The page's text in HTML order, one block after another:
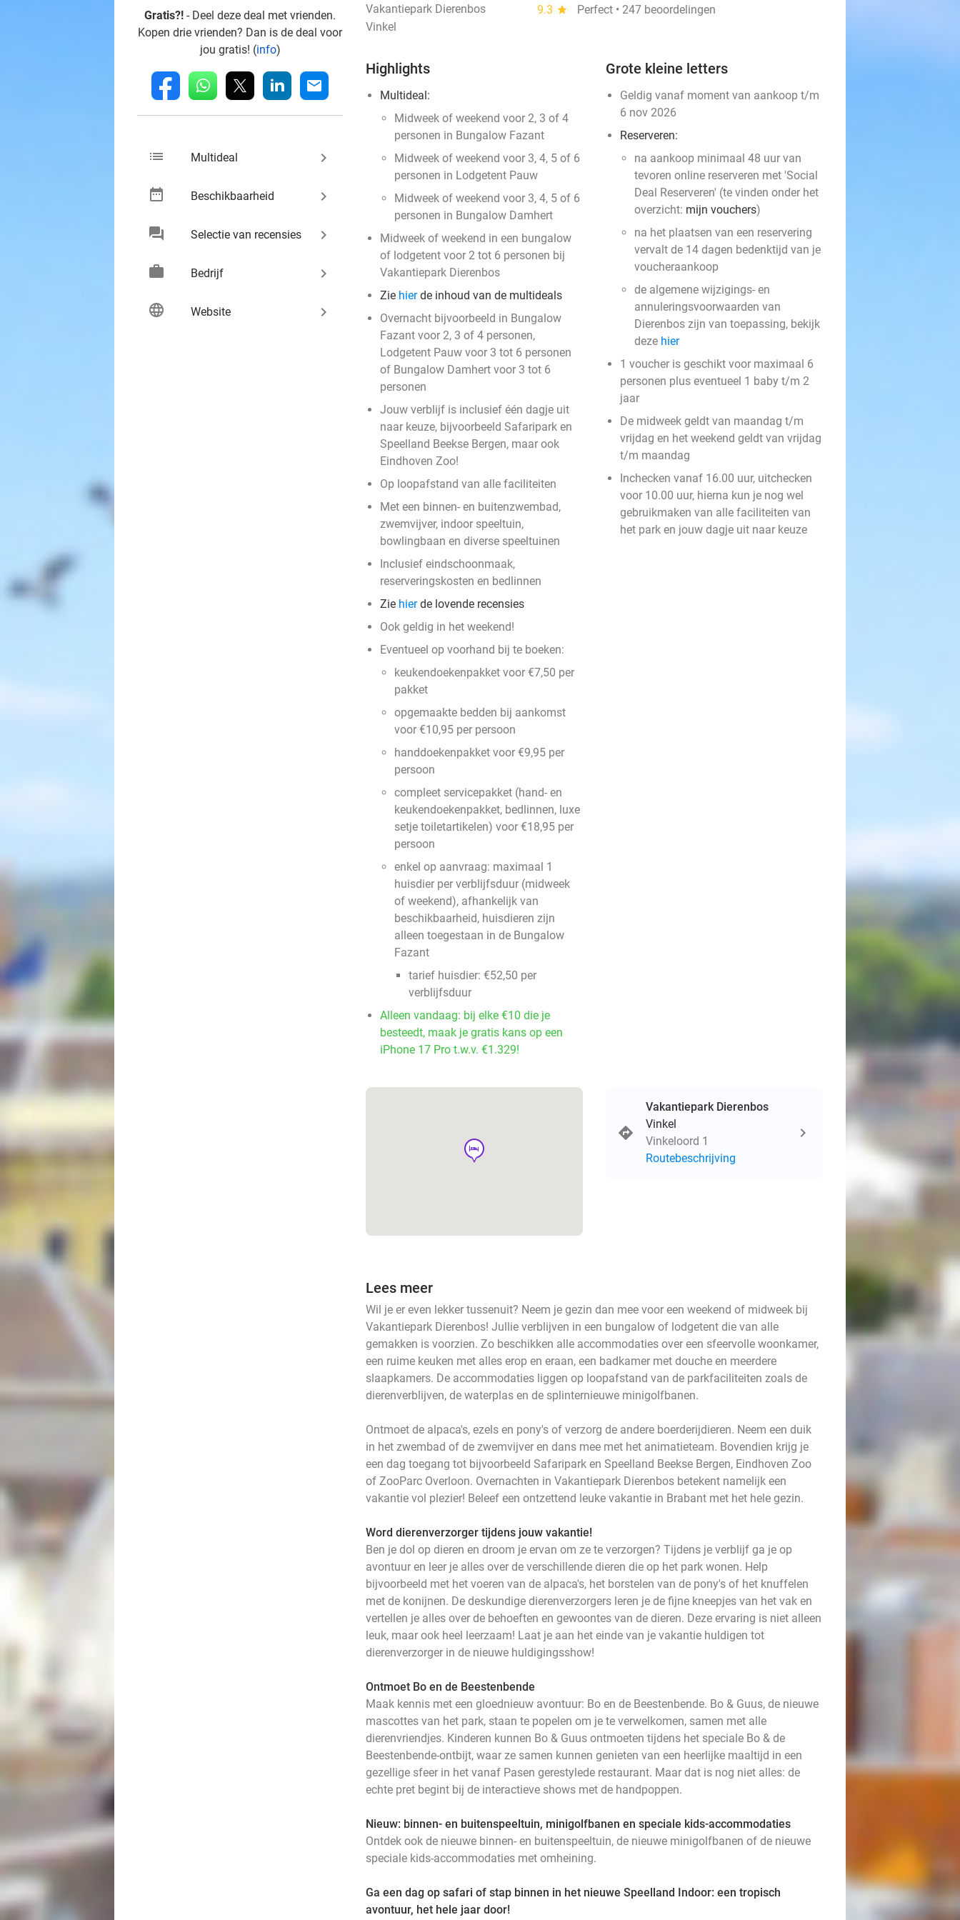
Gratis?! - Deel deze deal met vrienden.
Kopen drie vrienden? Dan is de deal voor
jou gratis! (info)
fb whatsapp linkedin mail
list Multideal keyboard_arrow_right
date_range Beschikbaarheid keyboard_arrow_right
chat Selectie van recensies keyboard_arrow_right
work Bedrijf keyboard_arrow_right
language Website keyboard_arrow_right
Vakantiepark Dierenbos 9.3 star
Perfect • 247 beoordelingen
Vinkel
Highlights
Multideal:
Midweek of weekend voor 2, 3 of 4
personen in Bungalow Fazant
Midweek of weekend voor 3, 4, 5 of 6
personen in Lodgetent Pauw
Midweek of weekend voor 3, 4, 5 of 6
personen in Bungalow Damhert
Midweek of weekend in een bungalow
of lodgetent voor 2 tot 6 personen bij
Vakantiepark Dierenbos
Zie hierde inhoud van de multideals
Overnacht bijvoorbeeld in Bungalow
Fazant voor 2, 3 of 4 personen,
Lodgetent Pauw voor 3 tot 6 personen
of Bungalow Damhert voor 3 tot 6
personen
Jouw verblijf is inclusief één dagje uit
naar keuze, bijvoorbeeld Safaripark en
Speelland Beekse Bergen, maar ook
Eindhoven Zoo!
Op loopafstand van alle faciliteiten
Met een binnen- en buitenzwembad,
zwemvijver, indoor speeltuin,
bowlingbaan en diverse speeltuinen
Inclusief eindschoonmaak,
reserveringskosten en bedlinnen
Zie hierde lovende recensies
Ook geldig in het weekend!
Eventueel op voorhand bij te boeken:
keukendoekenpakket voor €7,50 per
pakket
opgemaakte bedden bij aankomst
voor €10,95 per persoon
handdoekenpakket voor €9,95 per
persoon
compleet servicepakket (hand- en
keukendoekenpakket, bedlinnen, luxe
setje toiletartikelen) voor €18,95 per
persoon
enkel op aanvraag: maximaal 1
huisdier per verblijfsduur (midweek
of weekend), afhankelijk van
beschikbaarheid, huisdieren zijn
alleen toegestaan in de Bungalow
Fazant
tarief huisdier: €52,50 per
verblijfsduur
Alleen vandaag: bij elke €10 die je
besteedt, maak je gratis kans op een
iPhone 17 Pro t.w.v. €1.329!
Grote kleine letters
Geldig vanaf moment van aankoop t/m
6 nov 2026
Reserveren:
na aankoop minimaal 48 uur van
tevoren online reserveren met 'Social
Deal Reserveren' (te vinden onder het
overzicht: mijn vouchers)
na het plaatsen van een reservering
vervalt de 14 dagen bedenktijd van je
voucheraankoop
de algemene wijzigings- en
annuleringsvoorwaarden van
Dierenbos zijn van toepassing, bekijk
deze hier
1 voucher is geschikt voor maximaal 6
personen plus eventueel 1 baby t/m 2
jaar
De midweek geldt van maandag t/m
vrijdag en het weekend geldt van vrijdag
t/m maandag
Inchecken vanaf 16.00 uur, uitchecken
voor 10.00 uur, hierna kun je nog wel
gebruikmaken van alle faciliteiten van
het park en jouw dagje uit naar keuze
hotel
Vakantiepark Dierenbos
Vinkel
Vinkeloord 1
Routebeschrijving
Lees meer
Wil je er even lekker tussenuit? Neem je gezin dan mee voor een weekend of midweek bij
Vakantiepark Dierenbos! Jullie verblijven in een bungalow of lodgetent die van alle
gemakken is voorzien. Zo beschikken alle accommodaties over een sfeervolle woonkamer,
een ruime keuken met alles erop en eraan, een badkamer met douche en meerdere
slaapkamers. De accommodaties liggen op loopafstand van de parkfaciliteiten zoals de
dierenverblijven, de waterplas en de splinternieuwe minigolfbanen.
Ontmoet de alpaca's, ezels en pony's of verzorg de andere boerderijdieren. Neem een duik
in het zwembad of de zwemvijver en dans mee met het animatieteam. Bovendien krijg je
een dag toegang tot bijvoorbeeld Safaripark en Speelland Beekse Bergen, Eindhoven Zoo
of ZooParc Overloon. Overnachten in Vakantiepark Dierenbos betekent namelijk een
vakantie vol plezier! Beleef een ontzettend leuke vakantie in Brabant met het hele gezin.
Word dierenverzorger tijdens jouw vakantie!
Ben je dol op dieren en droom je ervan om ze te verzorgen? Tijdens je verblijf ga je op
avontuur en leer je alles over de verschillende dieren die op het park wonen. Help
bijvoorbeeld met het voeren van de alpaca's, het borstelen van de pony's of het knuffelen
met de konijnen. De deskundige dierenverzorgers leren je de fijne kneepjes van het vak en
vertellen je alles over de behoeften en gewoontes van de dieren. Deze ervaring is niet alleen
leuk, maar ook heel leerzaam! Laat je aan het einde van je vakantie huldigen tot
dierenverzorger in de nieuwe huldigingsshow!
Ontmoet Bo en de Beestenbende
Maak kennis met een gloednieuw avontuur: Bo en de Beestenbende. Bo & Guus, de nieuwe
mascottes van het park, staan te popelen om je te verwelkomen, samen met alle
dierenvriendjes. Kinderen kunnen Bo & Guus ontmoeten tijdens het speciale Bo & de
Beestenbende-ontbijt, waar ze samen kunnen genieten van een heerlijke maaltijd in een
gezellige sfeer in het vanaf Pasen gerestylede restaurant. Maar dat is nog niet alles: de
echte pret begint bij de interactieve shows met de handpoppen.
Nieuw: binnen- en buitenspeeltuin, minigolfbanen en speciale kids-accommodaties
Ontdek ook de nieuwe binnen- en buitenspeeltuin, de nieuwe minigolfbanen of de nieuwe
speciale kids-accommodaties met omheining.
Ga een dag op safari of stap binnen in het nieuwe Speelland Indoor: een tropisch
avontuur, het hele jaar door!